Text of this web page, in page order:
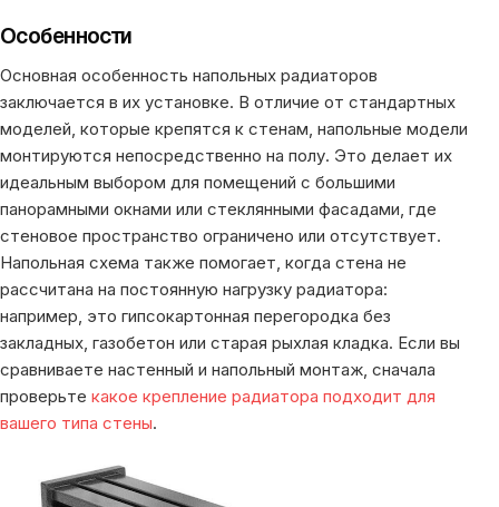
Особенности
Основная особенность напольных радиаторов
заключается в их установке. В отличие от стандартных
моделей, которые крепятся к стенам, напольные модели
монтируются непосредственно на полу. Это делает их
идеальным выбором для помещений с большими
панорамными окнами или стеклянными фасадами, где
стеновое пространство ограничено или отсутствует.
Напольная схема также помогает, когда стена не
рассчитана на постоянную нагрузку радиатора:
например, это гипсокартонная перегородка без
закладных, газобетон или старая рыхлая кладка. Если вы
сравниваете настенный и напольный монтаж, сначала
проверьте какое крепление радиатора подходит для
вашего типа стены.